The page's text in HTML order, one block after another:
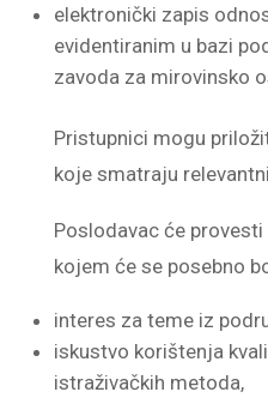
elektronički zapis
evidentiranim u bazi
zavoda za mirovinsko
Pristupnici mogu
koje smatraju
Poslodavac će
kojem će se posebno
interes za teme iz
iskustvo korištenja
istraživačkih metoda,